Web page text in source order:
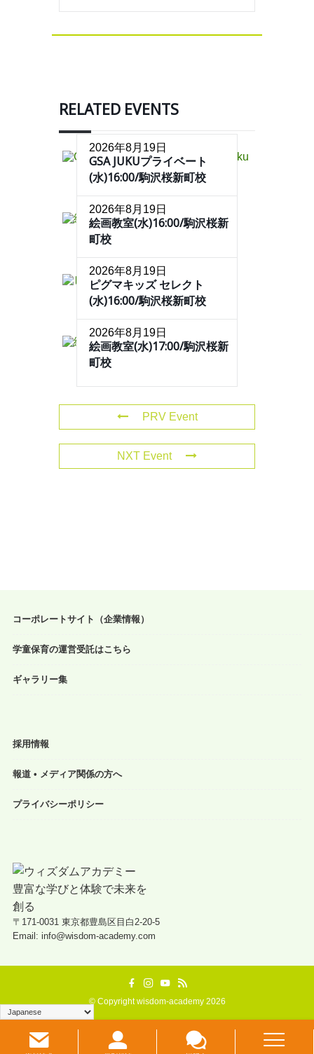
RELATED EVENTS
2026年8月19日
GSA JUKUプライベート
(水)16:00/駒沢桜新町校
2026年8月19日
絵画教室(水)16:00/駒沢桜新
町校
2026年8月19日
ピグマキッズ セレクト
(水)16:00/駒沢桜新町校
2026年8月19日
絵画教室(水)17:00/駒沢桜新
町校
PRV Event
NXT Event
コーポレートサイト（企業情報）
学童保育の運営受託はこちら
ギャラリー集
採用情報
報道 • メディア関係の方へ
プライバシーポリシー
〒171-0031 東京都豊島区目白2-20-5
Email: info@wisdom-academy.com
©Copyright wisdom-academy 2026